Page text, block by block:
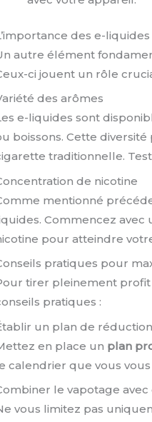
des e-
autre élément
ci jouent un rôle
des arômes
e-liquides sont
boissons. Cette
traditionnelle.
de nicotine
mentionné
Commencez
pour atteindre
pratiques pour
tirer pleinement profit
pratiques :
un plan de réduction
en place un plan
calendrier que vous
le vapotage avec
vous limitez pas